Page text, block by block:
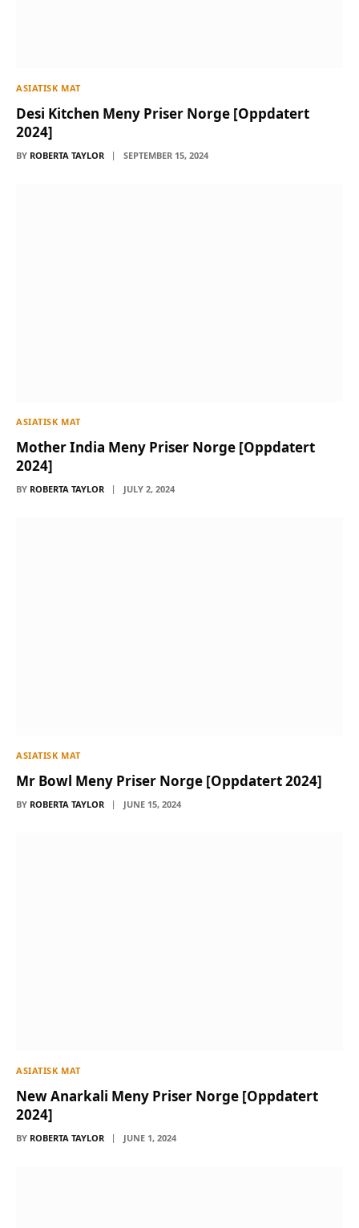
ASIATISK MAT
Desi Kitchen Meny Priser Norge [Oppdatert
2024]
BY ROBERTA TAYLOR SEPTEMBER 15, 2024
ASIATISK MAT
Mother India Meny Priser Norge [Oppdatert
2024]
BY ROBERTA TAYLOR JULY 2, 2024
ASIATISK MAT
Mr Bowl Meny Priser Norge [Oppdatert 2024]
BY ROBERTA TAYLOR JUNE 15, 2024
ASIATISK MAT
New Anarkali Meny Priser Norge [Oppdatert
2024]
BY ROBERTA TAYLOR JUNE 1, 2024